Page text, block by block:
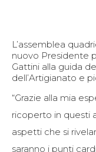
L’assemblea
nuovo Presidente
Gattini alla guida
dell’Artigianato e
“Grazie alla mia
ricoperto in questi
aspetti che si
saranno i punti